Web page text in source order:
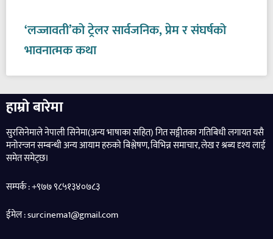
‘लज्जावती’को ट्रेलर सार्वजनिक, प्रेम र संघर्षको
भावनात्मक कथा
हाम्रो बारेमा
सुरसिनेमाले नेपाली सिनेमा(अन्य भाषाका सहित) गित सङ्गीतका गतिबिधी लगायत यसै
मनोरन्जन सम्बन्धी अन्य आयाम हरुको बिश्लेषण, विभिन्न समाचार, लेख र श्रब्य दृश्य लाई
समेत समेट्छ।
सम्पर्क : +९७७ ९८५१३४०७८३
ईमेल : surcinema1@gmail.com